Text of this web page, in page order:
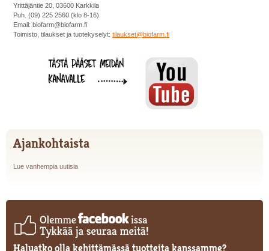
Yrittäjäntie 20, 03600 Karkkila
Puh. (09) 225 2560 (klo 8-16)
Email: biofarm@biofarm.fi
Toimisto, tilaukset ja tuotekyselyt: tilaukset@biofarm.fi
Ajankohtaista
Lue vanhempia uutisia
Haluatko olla kehittämässä tuotteita kanssamme?